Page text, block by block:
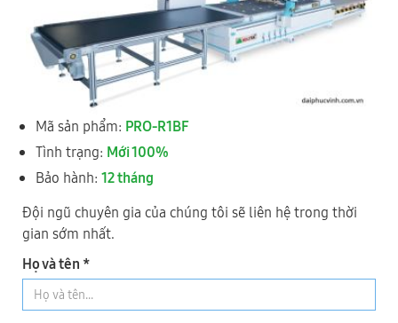
Mã sản phẩm: PRO-R1BF
Tình trạng: Mới 100%
Bảo hành: 12 tháng
Đội ngũ chuyên gia của chúng tôi sẽ liên hệ trong thời
gian sớm nhất.
Họ và tên *
(KCN Nguyên Khê) Tổ 28, xã Phúc Thịnh, Thành phố Hà Nội
0977 244 343 - Mr Cường
0989 730 343- Mr Thức
2 TỈNH ĐỒNG NAI